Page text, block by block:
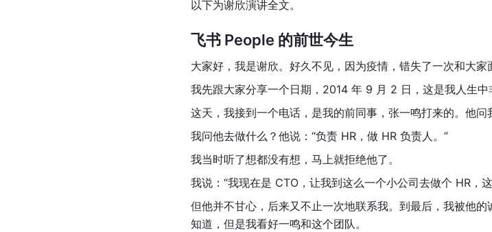
以下为谢欣演讲全文。
飞书 People 的前世今生
大家好，我是谢欣。好久不见，因为疫情，错失了一次和大家
我先跟大家分享一个日期，2014 年 9 月 2 日，这是我人生中
这天，我接到一个电话，是我的前同事，张一鸣打来的。他
我问他去做什么？他说：“负责 HR，做 HR 负责人。”
我当时听了想都没有想，马上就拒绝他了。
我说：“我现在是 CTO，让我到这么一个小公司去做个 HR，
但他并不甘心，后来又不止一次地联系我。到最后，我被他
知道，但是我看好一鸣和这个团队。